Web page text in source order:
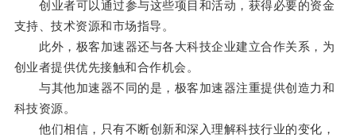
创业者可以通过参与这些项目和活动，获得必要的资金
支持、技术资源和市场指导。
此外，极客加速器还与各大科技企业建立合作关系，为
创业者提供优先接触和合作机会。
与其他加速器不同的是，极客加速器注重提供创造力和
科技资源。
他们相信，只有不断创新和深入理解科技行业的变化，